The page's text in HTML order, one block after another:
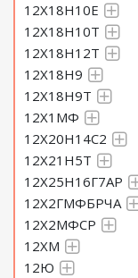
12Х18Н10Е
12Х18Н10Т
12Х18Н12Т
12Х18Н9
12Х18Н9Т
12Х1МФ
12Х20Н14С2
12Х21Н5Т
12Х25Н16Г7АР
12Х2ГМФБРЧА
12Х2МФСР
12ХМ
12Ю